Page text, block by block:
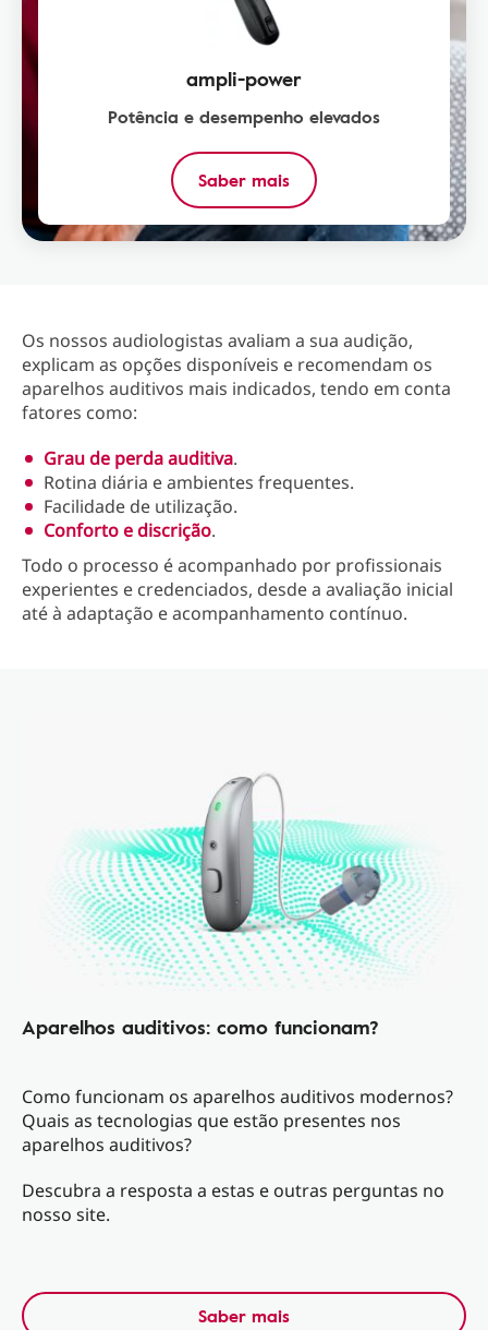
ampli-power
Potência e desempenho elevados
Saber mais
Os nossos audiologistas avaliam a sua audição,
explicam as opções disponíveis e recomendam os
aparelhos auditivos mais indicados, tendo em conta
fatores como:
Grau de perda auditiva.
Rotina diária e ambientes frequentes.
Facilidade de utilização.
Conforto e discrição.
Todo o processo é acompanhado por profissionais
experientes e credenciados, desde a avaliação inicial
até à adaptação e acompanhamento contínuo.
Aparelhos auditivos: como funcionam?
Como funcionam os aparelhos auditivos modernos?
Quais as tecnologias que estão presentes nos
aparelhos auditivos?
Descubra a resposta a estas e outras perguntas no
nosso site.
Saber mais